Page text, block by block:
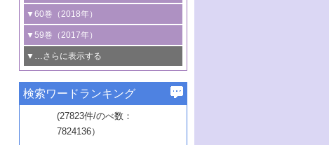
る非貴金属触媒の研究動向
5号 ゼオライトの合成と応用における研
究動向
6号 ヘテロ接合界面
B号 第135回触媒討論会（2025年）
線を利用した触媒解析技術の最先端
5号 単原子触媒
6号 参照触媒委員会からのお知らせ
B号 第133回触媒討論会（2023年）
4号 格子酸素・格子酸素欠陥を利用した
触媒反応
5号 生体触媒によるエネルギー変換反応
6号 窒素とリンの循環のための触媒・機
能性材料
3号 CO の排出削減および有効活用のた
めの触媒技術
4号 若手による情報発信企画～とびたて
若き触媒の研究者たち～（1）
若き触媒の研究者たち～（2）
6号 石油のノーブル・ユースを志向した
触媒技術
3号 特殊反応場を利用した触媒的分子変
換反応
4号 多孔質材料を用いた触媒の新展開
5号 情報学的手法を用いた触媒開発
6号 カーボンニュートラルに向けた電解
技術
B号 第127回触媒討論会（2021年・オン
ライン開催(Zoom)のみ）
タリゼーション
2号 機能化学品製造に資するクリーンな
触媒的酸化反応
3号 水処理のための触媒化学
4号 光触媒を用いた水分解の最新の研究
動向
5号 次世代の触媒プロセスを支えるマイ
1号 物質移動制御に着目した触媒プロセ
ス開発
2号 CO2 フリー水素サプライチェーンに
関わる触媒開発動向
3号 精密高分子合成に関する最近の研究
動向
4号 バイオマス化成品製造のための触媒
▼60巻（2018年）
1号 固体酸触媒の最新の研究動向
2号 二酸化炭素からの有用化学品合成
3号 ナノ粒子・クラスター触媒の最前線
4号 60周年記念企画
5号 進化するゼオライト合成技術
6号 非貴金属系触媒における電気化学的
▼59巻（2017年）
1号 いたるところに，触媒
最先端技術
3号 無機分離膜材料の開発と触媒反応プ
ロセスへの適用
▼…さらに表示する
1号 ユニークな構造の高分子を生み出す触
2号 リグニンからの化成品製造に向けた触
▼57巻（2015年）
1号 水素キャリアにかかわる触媒技術の新
▼56巻（2014年）
検索ワードランキング
(27823件/のべ数：
7824136）